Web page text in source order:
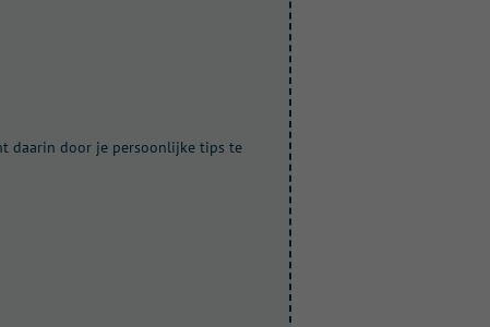
daarin door je persoonlijke tips te